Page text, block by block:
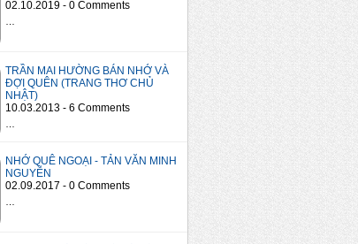
02.10.2019 - 0 Comments
TRẦN MAI HƯỜNG BÁN NHỚ VÀ
ĐỢI QUÊN (TRANG THƠ CHỦ
NHẬT)
10.03.2013 - 6 Comments
NHỚ QUÊ NGOẠI - TẢN VĂN MINH
NGUYỄN
02.09.2017 - 0 Comments